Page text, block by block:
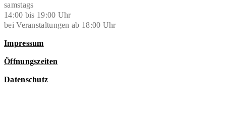
samstags
14:00 bis 19:00 Uhr
bei Veranstaltungen ab 18:00 Uhr
Impressum
Öffnungszeiten
Datenschutz